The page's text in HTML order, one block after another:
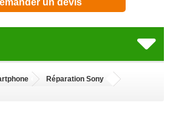
un devis
Réparation Sony